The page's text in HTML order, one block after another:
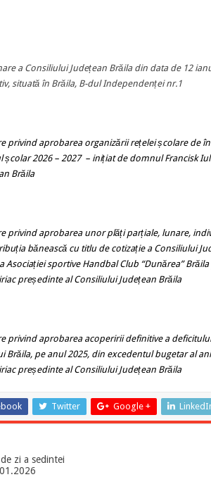
a Consiliului Județean Brăila din data de 12
situată în Brăila, B-dul Independenței nr.1
privindaprobarea organizării rețelei școlare de
școlar 2026 – 2027 – inițiat de domnul Francisk
Brăila
privindaprobarea unor plăți parțiale, lunare,
bănească cu titlu de cotizație a Consiliului
Asociației sportive Handbal Club “Dunărea”
președinte al Consiliului Județean Brăila
privind aprobarea acoperirii definitive a
Brăila, pe anul 2025, din excedentul bugetar al
președinte al Consiliului Județean Brăila
Twitter Google +
zi a sedintei